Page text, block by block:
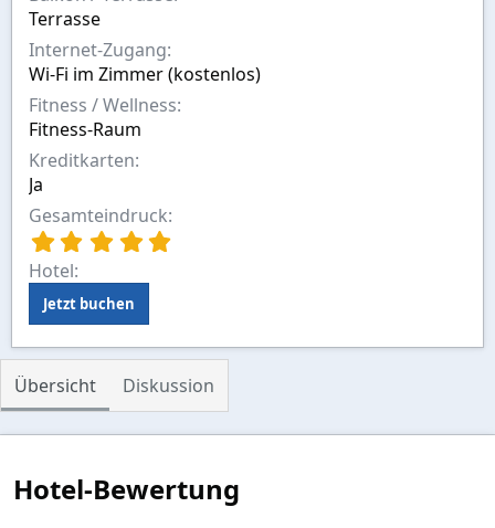
Terrasse
Internet-Zugang
Wi-Fi im Zimmer (kostenlos)
Fitness / Wellness
Fitness-Raum
Kreditkarten
Ja
Gesamteindruck
t
e
r
n
(
Hotel
Jetzt buchen
Übersicht Diskussion
Hotel-Bewertung